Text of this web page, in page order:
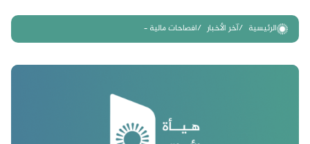
الرئيسية آخر الأخبار افصاحات مالية –